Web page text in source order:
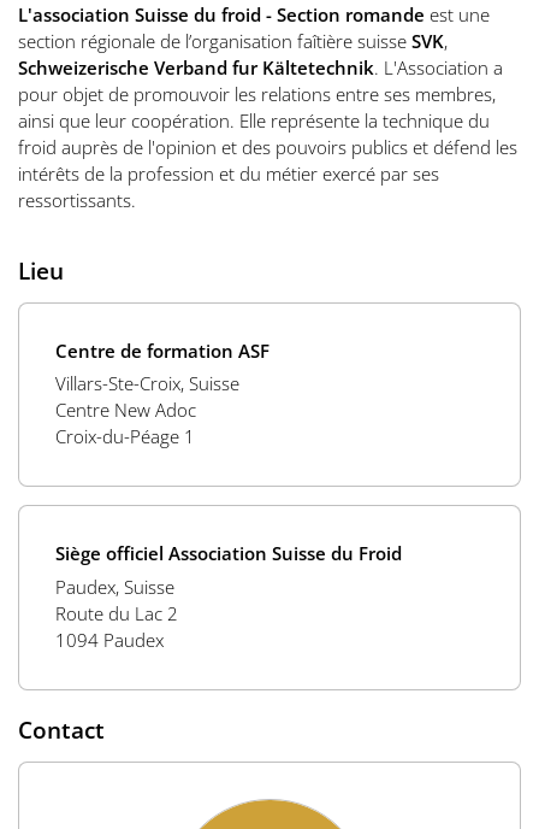
L'association Suisse du froid - Section romande est une
section régionale de l’organisation faîtière suisse SVK,
Schweizerische Verband fur Kältetechnik. L'Association a
pour objet de promouvoir les relations entre ses membres,
ainsi que leur coopération. Elle représente la technique du
froid auprès de l'opinion et des pouvoirs publics et défend les
intérêts de la profession et du métier exercé par ses
ressortissants.
Lieu
Centre de formation ASF
Villars-Ste-Croix, Suisse
Centre New Adoc
Croix-du-Péage 1
Siège officiel Association Suisse du Froid
Paudex, Suisse
Route du Lac 2
1094 Paudex
Contact